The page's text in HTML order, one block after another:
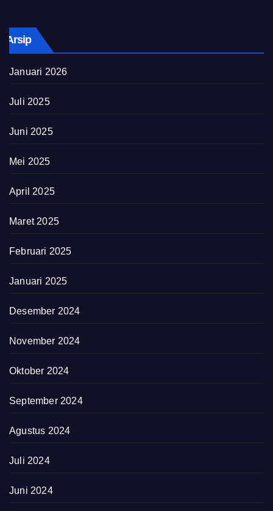
Arsip
Januari 2026
Juli 2025
Juni 2025
Mei 2025
April 2025
Maret 2025
Februari 2025
Januari 2025
Desember 2024
November 2024
Oktober 2024
September 2024
Agustus 2024
Juli 2024
Juni 2024